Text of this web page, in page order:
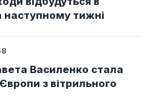
наступному тижні
Василенко стала
з вітрильного